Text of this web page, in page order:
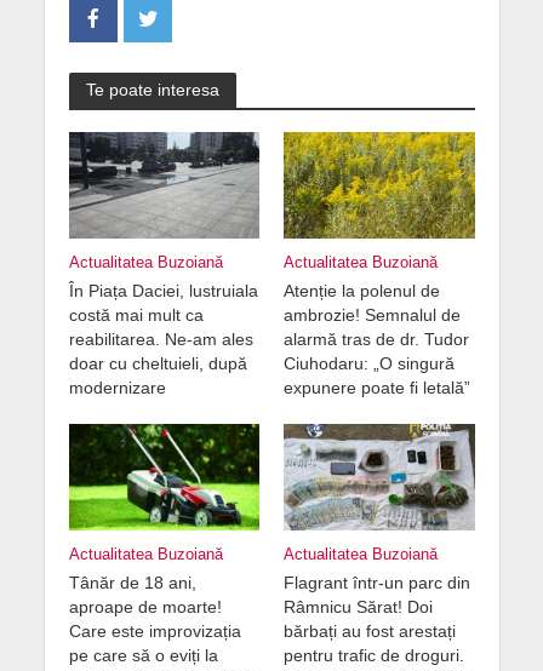
Te poate interesa
Actualitatea Buzoiană
În Piața Daciei, lustruiala
costă mai mult ca
reabilitarea. Ne-am ales
doar cu cheltuieli, după
modernizare
Actualitatea Buzoiană
Atenție la polenul de
ambrozie! Semnalul de
alarmă tras de dr. Tudor
Ciuhodaru: „O singură
expunere poate fi letală”
Actualitatea Buzoiană
Tânăr de 18 ani,
aproape de moarte!
Care este improvizația
pe care să o eviți la
Actualitatea Buzoiană
Flagrant într-un parc din
Râmnicu Sărat! Doi
bărbați au fost arestați
pentru trafic de droguri.